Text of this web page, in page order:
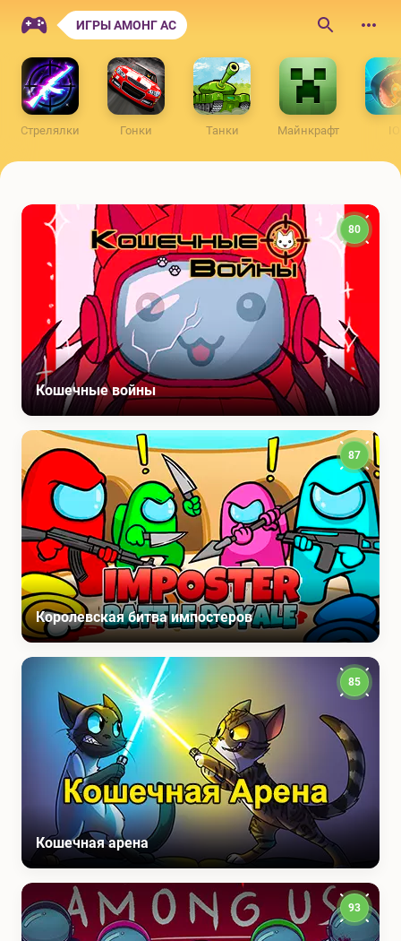
ИГРЫ АМОНГ АС
по
сайту
Стрелялки Гонки Танки Майнкрафт IO
Кошечные войны
80
Королевская битва импостеров
87
Кошечная арена
85
93